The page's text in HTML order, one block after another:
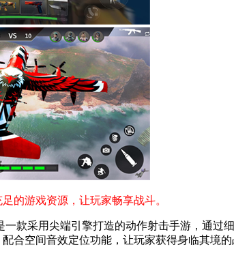
的游戏资源，让玩家畅享战斗。
一款采用尖端引擎打造的动作射击手游，通过
合空间音效定位功能，让玩家获得身临其境的